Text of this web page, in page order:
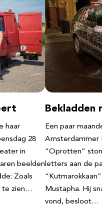
haar
28
in
beelden
Zoals
te zien…
Bekladden
Een paar
Amsterdammer
“Oprotten”
letters aan de
Mustapha. Hij
vond, besloot…